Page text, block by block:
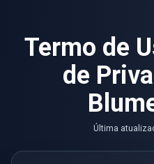
Termo de
de
Última